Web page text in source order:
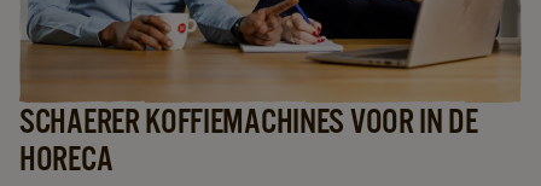
SCHAERER KOFFIEMACHINES VOOR IN DE
HORECA